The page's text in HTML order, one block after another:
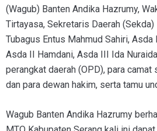
(Wagub) Banten Andika Hazrumy,
Tirtayasa, Sekretaris Daerah
Tubagus Entus Mahmud Sahiri, Asda
Asda II Hamdani, Asda III Ida
perangkat daerah (OPD), para camat
dan para dewan hakim, serta tamu
Wagub Banten Andika Hazrumy